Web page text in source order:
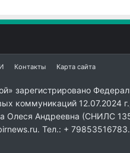
Контакты Карта сайта
зарегистрировано
коммуникаций 12.07.2024
Олеся Андреевна (СНИЛС
Тел.: +